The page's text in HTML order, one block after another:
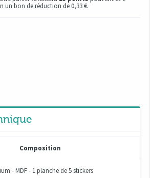
un bon de réduction de0,33 €.
Composition
- MDF - 1 planche de 5 stickers